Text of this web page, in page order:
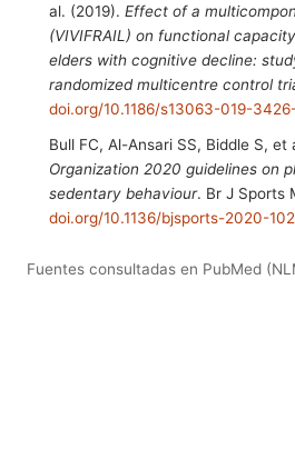
al. (2019). Effect of a
(VIVIFRAIL) on functional
elders with cognitive decline:
randomized multicentre control
doi.org/10.1186/s13063-019-
Bull FC, Al-Ansari SS, Biddle S, et
Organization 2020 guidelines on
sedentary behaviour. Br J Sports
doi.org/10.1136/bjsports-2020-
Fuentes consultadas en PubMed